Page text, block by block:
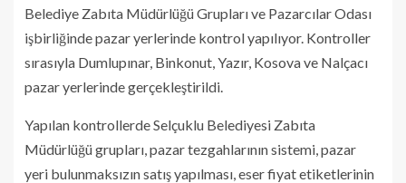
Belediye Zabıta Müdürlüğü Grupları ve Pazarcılar Odası
işbirliğinde pazar yerlerinde kontrol yapılıyor. Kontroller
sırasıyla Dumlupınar, Binkonut, Yazır, Kosova ve Nalçacı
pazar yerlerinde gerçekleştirildi.
Yapılan kontrollerde Selçuklu Belediyesi Zabıta
Müdürlüğü grupları, pazar tezgahlarının sistemi, pazar
yeri bulunmaksızın satış yapılması, eser fiyat etiketlerinin